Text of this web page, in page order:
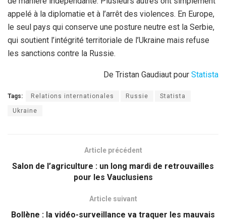
appelé à la diplomatie et à l’arrêt des violences. En Europe,
le seul pays qui conserve une posture neutre est la Serbie,
qui soutient l’intégrité territoriale de l’Ukraine mais refuse
les sanctions contre la Russie.
De Tristan Gaudiaut pour Statista
Tags: Relations internationales Russie Statista
Ukraine
Article précédent
Salon de l’agriculture : un long mardi de retrouvailles
pour les Vauclusiens
Article suivant
Bollène : la vidéo-surveillance va traquer les mauvais